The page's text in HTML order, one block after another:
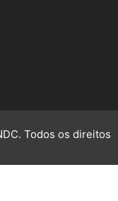
Todos os direitos